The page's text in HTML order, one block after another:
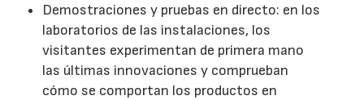
Demostraciones y pruebas en directo: en los
laboratorios de las instalaciones, los
visitantes experimentan de primera mano
las últimas innovaciones y comprueban
cómo se comportan los productos en